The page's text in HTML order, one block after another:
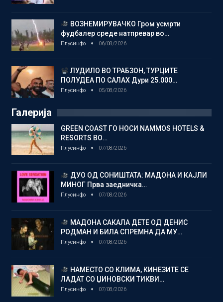
ВОЗНЕМИРУВАЧКО Гром усмрти
фудбалер среде натпревар во…
Плусинфо 06/08/2026
ЛУДИЛО ВО ТРАБЗОН, ТУРЦИТЕ
ПОЛУДЕА ПО САЛАХ Дури 25.000…
Плусинфо 05/08/2026
Галерија
GREEN COAST ГО НОСИ NAMMOS HOTELS &
RESORTS ВО…
Плусинфо 07/08/2026
ДУО ОД СОНИШТАТА: МАДОНА И КАЈЛИ
МИНОГ Прва заедничка…
Плусинфо 07/08/2026
МАДОНА САКАЛА ДЕТЕ ОД ДЕНИС
РОДМАН И БИЛА СПРЕМНА ДА МУ…
Плусинфо 07/08/2026
НАМЕСТО СО КЛИМА, КИНЕЗИТЕ СЕ
ЛАДАТ СО ЏИНОВСКИ ТИКВИ…
Плусинфо 07/08/2026